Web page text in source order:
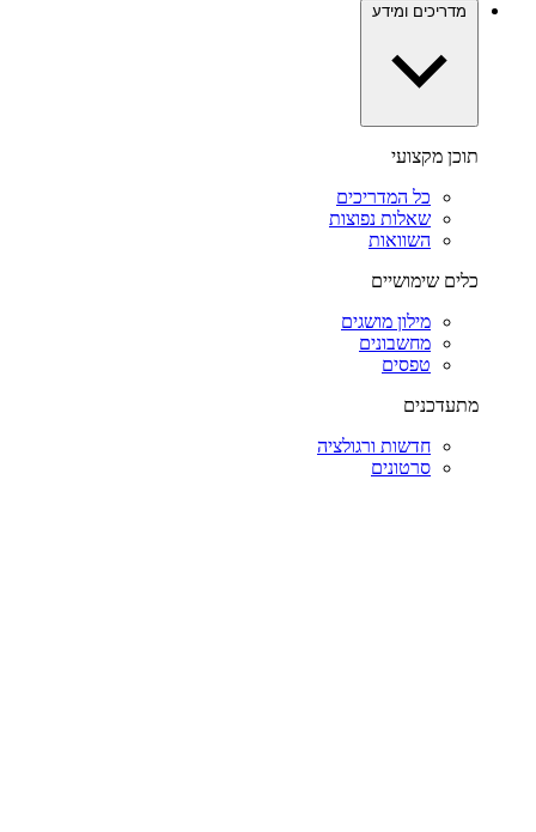
מדריכים ומידע
תוכן מקצועי
כל המדריכים
שאלות נפוצות
השוואות
כלים שימושיים
מילון מושגים
מחשבונים
טפסים
מתעדכנים
חדשות ורגולציה
סרטונים